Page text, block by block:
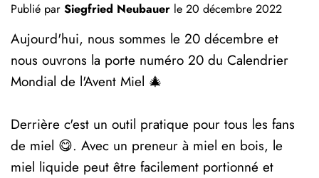
Publié par Siegfried Neubauer le 20 décembre 2022
Aujourd'hui, nous sommes le 20 décembre et
nous ouvrons la porte numéro 20 du Calendrier
Mondial de l'Avent Miel 🎄
Derrière c'est un outil pratique pour tous les fans
de miel 😋. Avec un preneur à miel en bois, le
miel liquide peut être facilement portionné et